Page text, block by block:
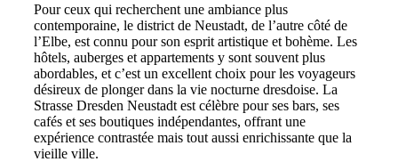
Pour ceux qui recherchent une ambiance plus
contemporaine, le district de Neustadt, de l’autre côté de
l’Elbe, est connu pour son esprit artistique et bohème. Les
hôtels, auberges et appartements y sont souvent plus
abordables, et c’est un excellent choix pour les voyageurs
désireux de plonger dans la vie nocturne dresdoise. La
Strasse Dresden Neustadt est célèbre pour ses bars, ses
cafés et ses boutiques indépendantes, offrant une
expérience contrastée mais tout aussi enrichissante que la
vieille ville.